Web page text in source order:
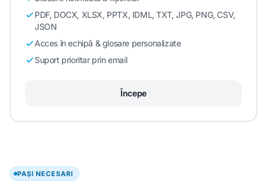
PDF, DOCX, XLSX, PPTX, IDML, TXT, JPG, PNG, CSV,
JSON
Acces în echipă & glosare personalizate
Suport prioritar prin email
Începe
PAȘI NECESARI